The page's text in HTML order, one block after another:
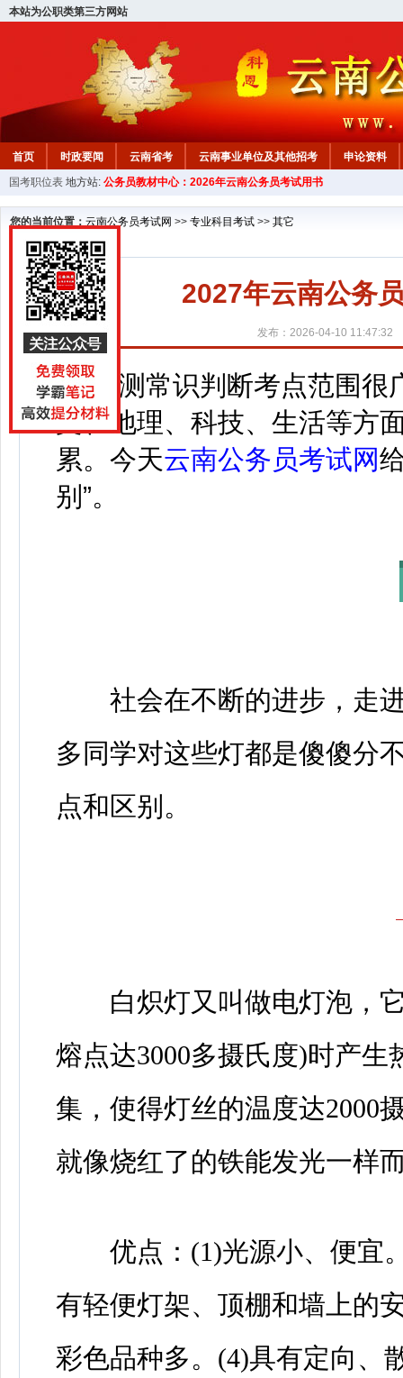
本站为公职类第三方网站
首页 时政要闻 云南省考 云南事业单位及其他招考
申论资料
国考职位表 地方站: 公务员教材中心：2026年云南公务员考试用书
您的当前位置： 云南公务员考试网 >> 专业科目考试 >> 其它
2027年云南公务
发布：2026-04-10 11:47:32
行测常识判断考点范围很
文、地理、科技、生活等方
累。今天云南公务员考试网
别”。
社会在不断的进步，走进
多同学对这些灯都是傻傻分
点和区别。
白炽灯又叫做电灯泡，它
熔点达3000多摄氏度)时产
集，使得灯丝的温度达2000
就像烧红了的铁能发光一样
优点：(1)光源小、便宜。
有轻便灯架、顶棚和墙上的
彩色品种多。(4)具有定向、